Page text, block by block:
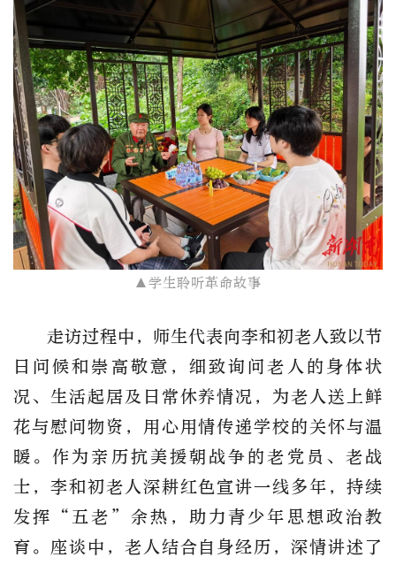
▲学生聆听革命故事
走访过程中，师生代表向李和初老人致以节
日问候和崇高敬意，细致询问老人的身体状
况、生活起居及日常休养情况，为老人送上鲜
花与慰问物资，用心用情传递学校的关怀与温
暖。作为亲历抗美援朝战争的老党员、老战
士，李和初老人深耕红色宣讲一线多年，持续
发挥“五老”余热，助力青少年思想政治教
育。座谈中，老人结合自身经历，深情讲述了